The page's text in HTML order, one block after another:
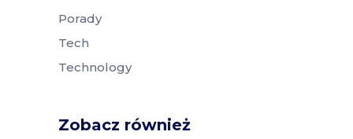
Porady
Tech
Technology
Zobacz również